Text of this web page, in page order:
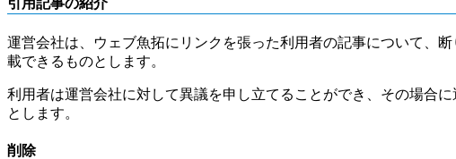
引用記事の紹介
運営会社は、ウェブ魚拓にリンクを張った利用者の記事について、
載できるものとします。
利用者は運営会社に対して異議を申し立てることができ、その場合
とします。
削除